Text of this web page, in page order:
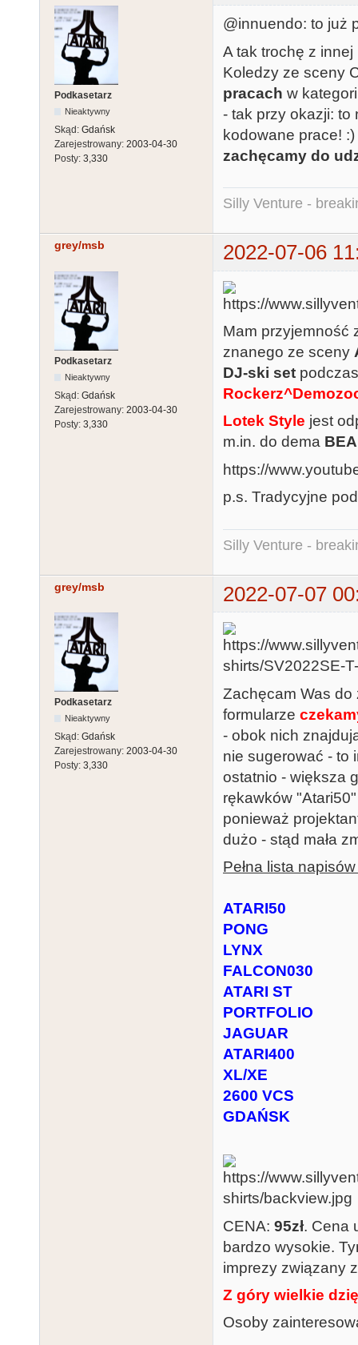
Podkasetarz
Nieaktywny
Skąd: Gdańsk
Zarejestrowany: 2003-04-30
Posty: 3,330
@innuendo: to już
A tak trochę z
Koledzy ze sceny
pracach w
- tak przy okazji: to
kodowane prace!
zachęcamy do
Silly Venture -
grey/msb 2022-07-06
Podkasetarz
Nieaktywny
Skąd: Gdańsk
Zarejestrowany: 2003-04-30
Posty: 3,330
Mam przyjemność
znanego ze sceny
DJ-ski set
Lotek Style jest
m.in. do dema
https://
p.s. Tradycyjne
Silly Venture -
grey/msb 2022-07-07
Podkasetarz
Nieaktywny
Skąd: Gdańsk
Zarejestrowany: 2003-04-30
Posty: 3,330
Zachęcam Was do
formularze
- obok nich
nie sugerować - to
ostatnio - większa
rękawków
ponieważ
dużo - stąd mała
Pełna lista
ATARI50
PONG
LYNX
FALCON030
ATARI ST
PORTFOLIO
JAGUAR
ATARI400
XL/XE
2600 VCS
GDAŃSK
CENA: 95zł. Cena
bardzo wysokie.
imprezy związany
Z góry wielkie
Osoby